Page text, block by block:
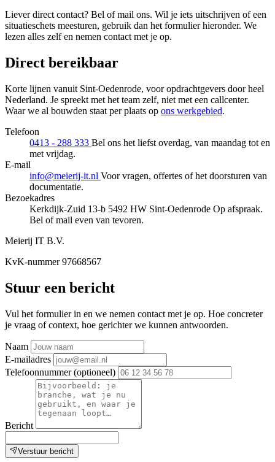
Liever direct contact? Bel of mail ons. Wil je iets uitschrijven of een
situatieschets meesturen, gebruik dan het formulier hieronder. We
lezen alles zelf en nemen contact met je op.
Direct bereikbaar
Korte lijnen vanuit Sint-Oedenrode, voor opdrachtgevers door heel
Nederland. Je spreekt met het team zelf, niet met een callcenter.
Waar we al bouwden staat per plaats op ons werkgebied.
Telefoon
0413 - 288 333 Bel ons het liefst overdag, van maandag tot en
met vrijdag.
E-mail
info@meierij-it.nl Voor vragen, offertes of het doorsturen van
documentatie.
Bezoekadres
Kerkdijk-Zuid 13-b 5492 HW Sint-Oedenrode Op afspraak.
Bel of mail even van tevoren.
Meierij IT B.V.
KvK-nummer97668567
Stuur een bericht
Vul het formulier in en we nemen contact met je op. Hoe concreter
je vraag of context, hoe gerichter we kunnen antwoorden.
Naam
E-mailadres
Telefoonnummer (optioneel)
Bericht
Verstuur bericht